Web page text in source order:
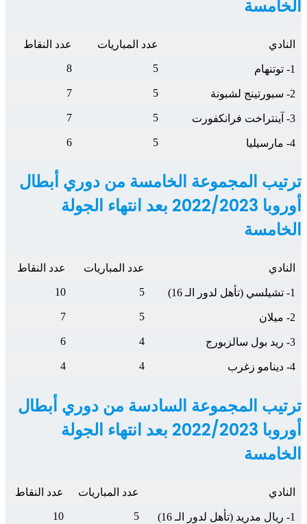
الخامسة
النادي عدد المباريات عدد النقاط
1- توتنهام 5
8
2- سبورتينج لشبونة 5
7
3- آينتراخت فرانكفورت 5
7
4- مارسيليا 5
6
ترتيب المجموعة الخامسة من دوري أبطال
أوروبا 2022/2023 بعد انتهاء الجولة
الخامسة
النادي عدد المباريات عدد النقاط
1- تشيلسي (تأهل لدور الـ 16) 5
10
2- ميلان 5
7
3- ريد بول سالزبورج 4
6
4- دينامو زغرب 4
4
ترتيب المجموعة السادسة من دوري أبطال
أوروبا 2022/2023 بعد انتهاء الجولة
الخامسة
النادي عدد المباريات عدد النقاط
1- ريال مدريد (تأهل لدور الـ 16) 5
10